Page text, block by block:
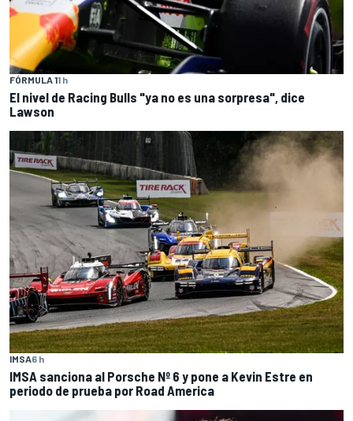
FÓRMULA 11 h
El nivel de Racing Bulls "ya no es una sorpresa", dice
Lawson
IMSA6 h
IMSA sanciona al Porsche Nº 6 y pone a Kevin Estre en
periodo de prueba por Road America